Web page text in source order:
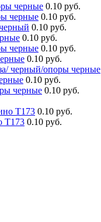
черные 0.10 руб.
черные 0.10 руб.
0.10 руб.
0.10 руб.
черные 0.10 руб.
0.10 руб.
черный/опоры черные
0.10 руб.
черные 0.10 руб.
Т173 0.10 руб.
Т173 0.10 руб.